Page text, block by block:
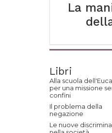
La
Libri
Alla scuola
per una missione
confini
Il problema della
negazione
Le nuove